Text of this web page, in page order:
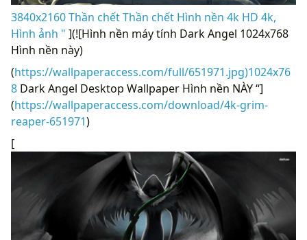
3840x2160 Thần chết Thần chết Hình nền 4k HD 4k,
Hình ảnh " ](![Hình nền máy tính Dark Angel 1024x768
Hình nền này)
(https://wallpaperaccess.com/full/651971.jpg)1024x76
8 Dark Angel Desktop Wallpaper Hình nền NÀY “]
(https://wallpaperaccess.com/download/4k-grim-
reaper-651971)
[